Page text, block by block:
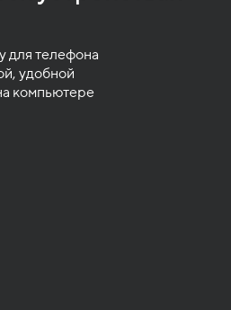
для телефона
удобной
компьютере